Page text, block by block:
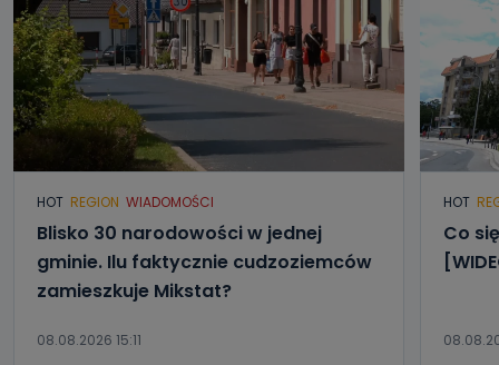
HOT REGION WIADOMOŚCI
Blisko 30 narodowości w jednej
gminie. Ilu faktycznie cudzoziemców
zamieszkuje Mikstat?
08.08.2026 15:11
HOT
Co